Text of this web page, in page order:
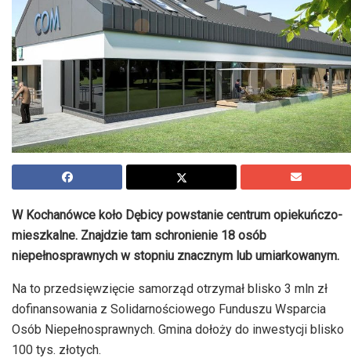
W Kochanówce koło Dębicy powstanie centrum opiekuńczo-
mieszkalne. Znajdzie tam schronienie 18 osób
niepełnosprawnych w stopniu znacznym lub umiarkowanym.
Na to przedsięwzięcie samorząd otrzymał blisko 3 mln zł
dofinansowania z Solidarnościowego Funduszu Wsparcia
Osób Niepełnosprawnych. Gmina dołoży do inwestycji blisko
100 tys. złotych.